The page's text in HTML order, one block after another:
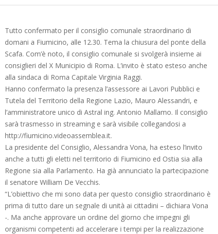
Tutto confermato per il consiglio comunale straordinario di
domani a Fiumicino, alle 12.30. Tema la chiusura del ponte della
Scafa. Com’è noto, il consiglio comunale si svolgerà insieme ai
consiglieri del X Municipio di Roma. L’invito è stato esteso anche
alla sindaca di Roma Capitale Virginia Raggi.
Hanno confermato la presenza l’assessore ai Lavori Pubblici e
Tutela del Territorio della Regione Lazio, Mauro Alessandri, e
l’amministratore unico di Astral ing. Antonio Mallamo. Il consiglio
sarà trasmesso in streaming e sarà visibile collegandosi a
http://fiumicino.videoassemblea.it.
La presidente del Consiglio, Alessandra Vona, ha esteso l’invito
anche a tutti gli eletti nel territorio di Fiumicino ed Ostia sia alla
Regione sia alla Parlamento. Ha già annunciato la partecipazione
il senatore William De Vecchis.
“L’obiettivo che mi sono data per questo consiglio straordinario è
prima di tutto dare un segnale di unità ai cittadini – dichiara Vona
-. Ma anche approvare un ordine del giorno che impegni gli
organismi competenti ad accelerare i tempi per la realizzazione